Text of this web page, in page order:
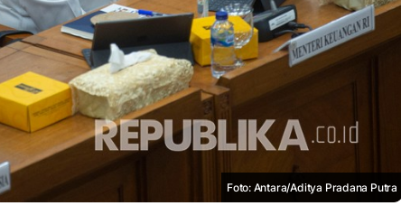
Foto: Antara/Aditya Pradana Putra